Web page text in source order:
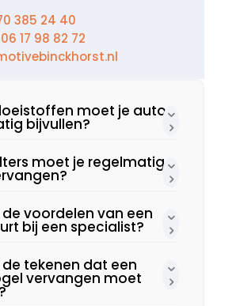
385 24 40
17 98 82 72
moet je auto
bijvullen?
moet je regelmatig
de voordelen van een
bij een specialist?
de tekenen dat een
vervangen moet